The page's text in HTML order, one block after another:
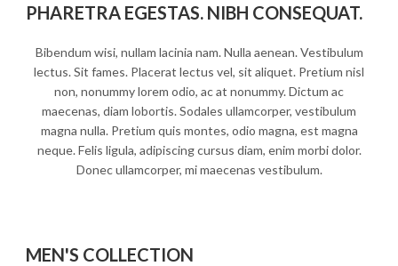
PHARETRA EGESTAS. NIBH CONSEQUAT.
Bibendum wisi, nullam lacinia nam. Nulla aenean. Vestibulum
lectus. Sit fames. Placerat lectus vel, sit aliquet. Pretium nisl
non, nonummy lorem odio, ac at nonummy. Dictum ac
maecenas, diam lobortis. Sodales ullamcorper, vestibulum
magna nulla. Pretium quis montes, odio magna, est magna
neque. Felis ligula, adipiscing cursus diam, enim morbi dolor.
Donec ullamcorper, mi maecenas vestibulum.
MEN'S COLLECTION